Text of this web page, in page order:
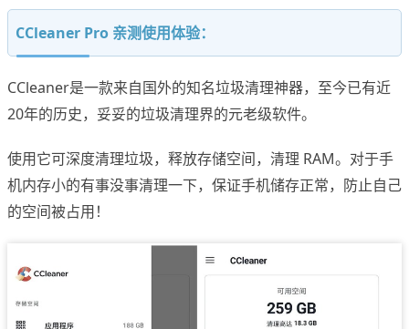
CCleaner Pro 亲测使用体验：
CCleaner是一款来自国外的知名垃圾清理神器，至今已有近
20年的历史，妥妥的垃圾清理界的元老级软件。
使用它可深度清理垃圾，释放存储空间，清理 RAM。对于手
机内存小的有事没事清理一下，保证手机储存正常，防止自己
的空间被占用！